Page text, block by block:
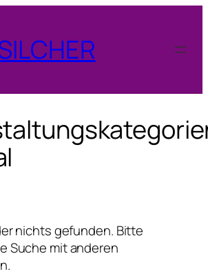
nichts gefunden. Bitte
Suche mit anderen